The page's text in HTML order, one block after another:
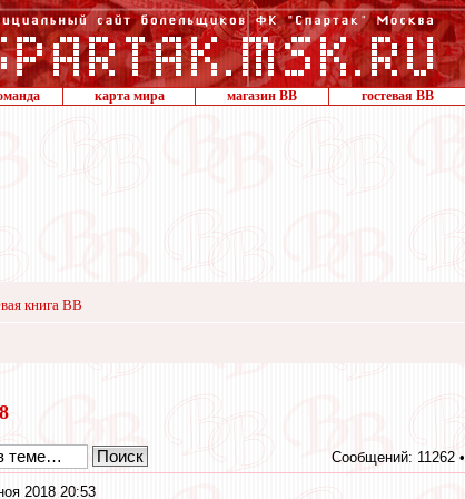
карта мира магазин ВВ гостевая ВВ
книга ВВ
Сообщений: 11262 •
2018 20:53